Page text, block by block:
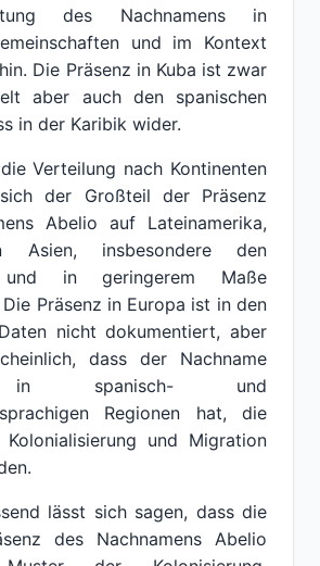
des Nachnamens in
und im Kontext
Die Präsenz in Kuba ist zwar
aber auch den spanischen
in der Karibik wider.
Verteilung nach Kontinenten
der Großteil der Präsenz
Abelio auf Lateinamerika,
Asien, insbesondere den
und in geringerem Maße
Präsenz in Europa ist in den
nicht dokumentiert, aber
dass der Nachname
in spanisch- und
Regionen hat, die
und Migration
lässt sich sagen, dass die
des Nachnamens Abelio